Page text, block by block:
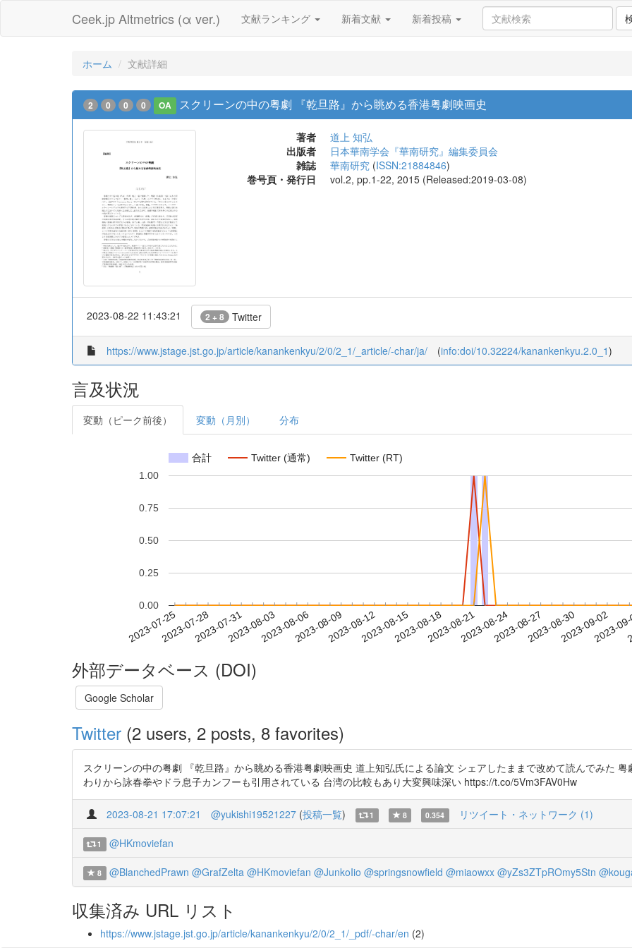
Ceek.jp Altmetrics (α ver.) 文献ランキング 新着文献 新着投稿
ホーム 文献詳細
2 0 0 0 OA スクリーンの中の粤劇 『乾旦路』から眺める香港粤劇映画史
著者
道上 知弘
出版者
日本華南学会『華南研究』編集委員会
雑誌
華南研究 (ISSN:21884846)
巻号頁・発行日
vol.2, pp.1-22, 2015 (Released:2019-03-08)
2023-08-22 11:43:21 2 + 8 Twitter
https://www.jstage.jst.go.jp/article/kanankenkyu/2/0/2_1/_article/-char/ja/ (info:doi/10.32224/kanankenkyu.2.0_1)
言及状況
変動（ピーク前後） 変動（月別） 分布
合計 Twitter (通常) Twitter (RT)
2023-07-252023-07-282023-07-312023-08-032023-08-062023-08-092023-08-122023-08-152023-08-182023-08-212023-08-242023-08-272023-08-302023-09-02
2023-
0.00
0.25
0.50
0.75
1.00
外部データベース (DOI)
Google Scholar
Twitter (2 users, 2 posts, 8 favorites)
スクリーンの中の粤劇 『乾旦路』から眺める香港粤劇映画史 道上知弘氏による論文 シェアしたままで改めて読んでみた
わりから詠春拳やドラ息子カンフーも引用されている 台湾の比較もあり大変興味深い https://t.co/5Vm3FAV0Hw
2023-08-21 17:07:21 @yukishi19521227 (投稿一覧) 1 8 0.354 リツイート・ネットワーク (1)
1 @HKmoviefan
8 @BlanchedPrawn @GrafZelta @HKmoviefan @JunkoIio @springsnowfield @miaowxx @yZs3ZTpROmy5Stn
収集済み URL リスト
https://www.jstage.jst.go.jp/article/kanankenkyu/2/0/2_1/_pdf/-char/en (2)